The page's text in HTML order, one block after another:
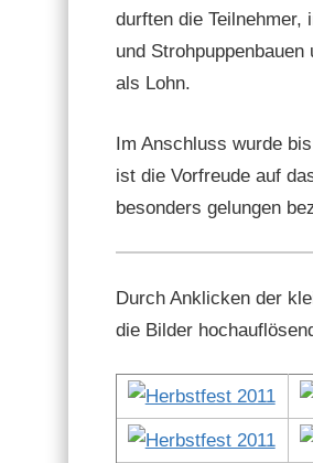
durften die Teil­nehmer,
und
als Lohn.
Im Anschluss wurde
ist die Vor­freude auf
beson­ders gelun­gen
Durch Anklick­en der
die Bilder